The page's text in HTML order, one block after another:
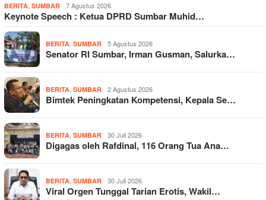
BERITA, SUMBAR 7 Agustus 2026
Keynote Speech : Ketua DPRD Sumbar Muhid…
BERITA, SUMBAR 5 Agustus 2026
Senator RI Sumbar, Irman Gusman, Salurka…
BERITA, SUMBAR 2 Agustus 2026
Bimtek Peningkatan Kompetensi, Kepala Se…
BERITA, SUMBAR 30 Juli 2026
Digagas oleh Rafdinal, 116 Orang Tua Ana…
BERITA, SUMBAR 30 Juli 2026
Viral Orgen Tunggal Tarian Erotis, Wakil…